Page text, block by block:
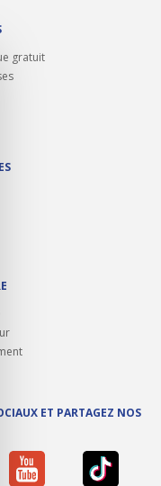
le bandeau des
gratuit
ET PARTAGEZ NOS